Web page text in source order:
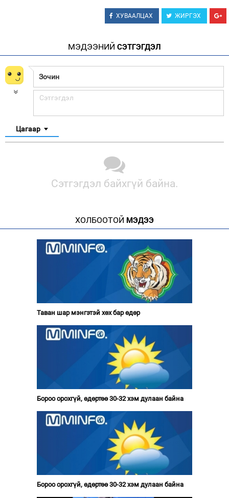
ХУВААЛЦАХ ЖИРГЭХ
МЭДЭЭНИЙ СЭТГЭГДЭЛ
Цагаар
Сэтгэгдэл байхгүй байна.
ХОЛБООТОЙ МЭДЭЭ
Таван шар мэнгэтэй хөх бар өдөр
Бороо орохгүй, өдөртөө 30-32 хэм дулаан байна
Бороо орохгүй, өдөртөө 30-32 хэм дулаан байна